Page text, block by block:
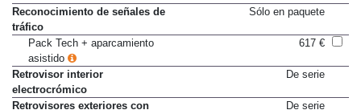
Parabrisas térmico
De serie
Reconocimiento de señales de
tráfico
Pack Tech + aparcamiento
asistido
Retrovisor interior
electrocrómico